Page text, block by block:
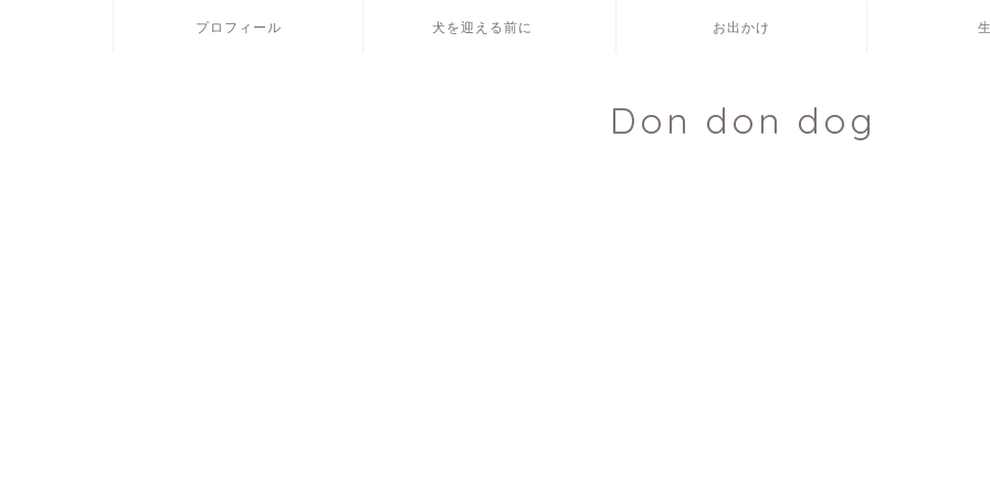
プロフィール 犬を迎える前に お出かけ
Don don dog